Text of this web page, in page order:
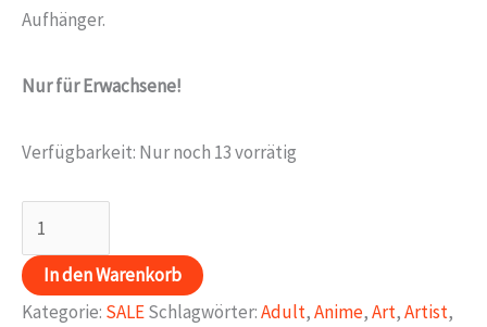
Aufhänger.
Nur für Erwachsene!
Verfügbarkeit: Nur noch 13 vorrätig
Früchte
Girls
2015
Menge
In den Warenkorb
Kategorie: SALESchlagwörter:Adult,Anime,Art,Artist,